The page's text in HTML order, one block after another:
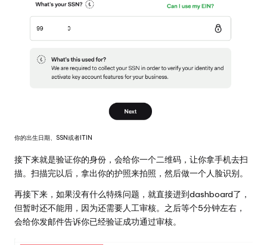
你的出生日期、SSN或者ITIN
接下来就是验证你的身份，会给你一个二维码，让你拿手机去扫
描。扫描完以后，拿出你的护照来拍照，然后做一个人脸识别。
再接下来，如果没有什么特殊问题，就直接进到dashboard了，
但暂时还不能用，因为还需要人工审核。之后等个5分钟左右，
会给你发邮件告诉你已经验证成功通过审核。